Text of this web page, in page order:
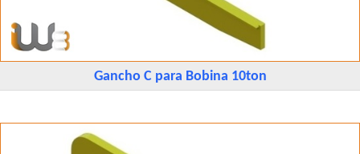
Gancho C para Bobina 10ton